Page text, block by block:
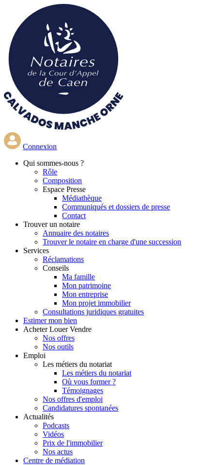
contenu
principal
Connexion
Qui sommes-nous ?
Rôle
Composition
Espace Presse
Médiathèque
Communiqués et dossiers de presse
Contact
Trouver un notaire
Annuaire des notaires
Trouver le notaire en charge d'une succession
Services
Réclamations
Conseils
Ma famille
Mon patrimoine
Mon entreprise
Mon projet immobilier
Consultations juridiques gratuites
Estimer mon bien
Acheter Louer Vendre
Nos offres
Nos outils
Emploi
Les métiers du notariat
Les métiers du notariat
Où vous former ?
Témoignages
Nos offres d'emploi
Candidatures spontanées
Actualités
Podcasts
Vidéos
Prix de l'immobilier
Nos actus
Centre de médiation